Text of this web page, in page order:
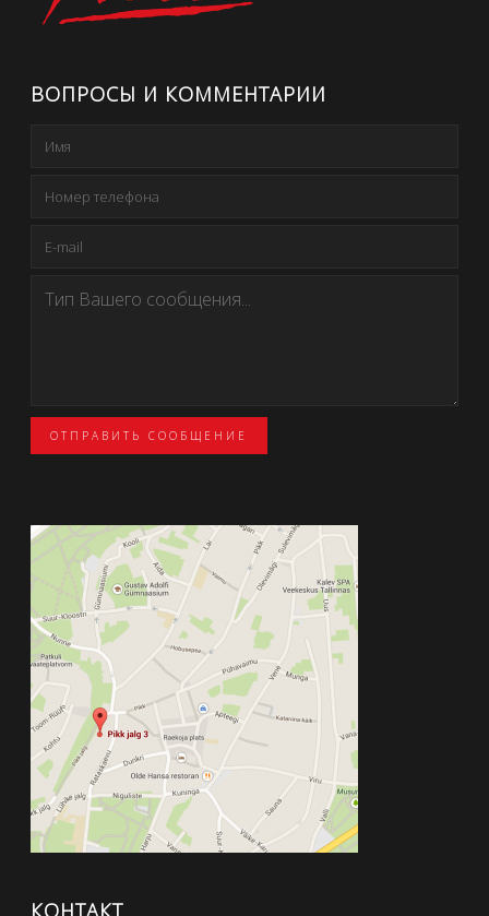
ВОПРОСЫ И КОММЕНТАРИИ
ОТПРАВИТЬ СООБЩЕНИЕ
КОНТАКТ